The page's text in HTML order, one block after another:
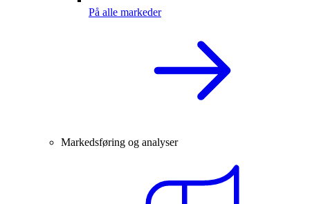
På alle markeder
Markedsføring og analyser